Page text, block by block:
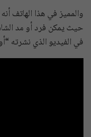
والمميز في هذا الهاتف
في الفيديو الذي نشرته